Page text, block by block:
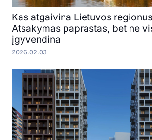
Kas atgaivina Lietuvos
Atsakymas paprastas, bet ne
įgyvendina
2026.02.03